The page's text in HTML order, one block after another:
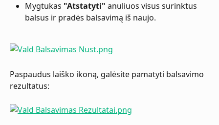
Mygtukas "Atstatyti" anuliuos visus surinktus
balsus ir pradės balsavimą iš naujo.
Paspaudus laiško ikoną, galėsite pamatyti balsavimo
rezultatus: